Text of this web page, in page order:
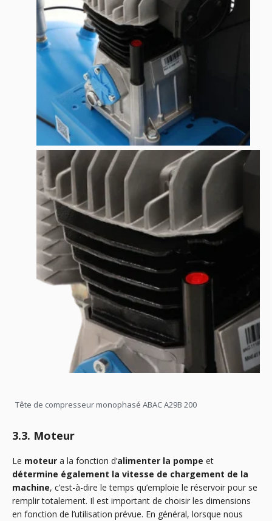
Tête de compresseur monophasé ABAC A29B 200
3.3. Moteur
Le moteur a la fonction d’alimenter la pompe et
détermine également la vitesse de chargement de la
machine, c’est-à-dire le temps qu’emploie le réservoir pour se
remplir totalement. Il est important de choisir les dimensions
en fonction de l’utilisation prévue. En général, lorsque nous